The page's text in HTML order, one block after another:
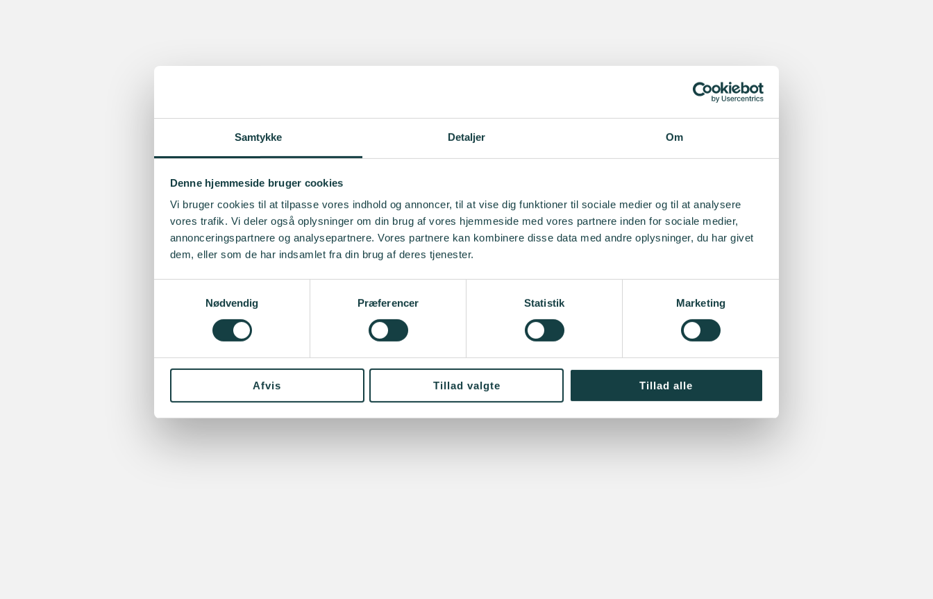
Samtykke Detaljer Om
Denne hjemmeside bruger cookies
Vi bruger cookies til at tilpasse vores indhold og annoncer, til at vise dig funktioner til sociale medier og til at analysere
vores trafik. Vi deler også oplysninger om din brug af vores hjemmeside med vores partnere inden for sociale medier,
annonceringspartnere og analysepartnere. Vores partnere kan kombinere disse data med andre oplysninger, du har givet
dem, eller som de har indsamlet fra din brug af deres tjenester.
Nødvendig
Præferencer Statistik Marketing
Afvis Tillad valgte Tillad alle